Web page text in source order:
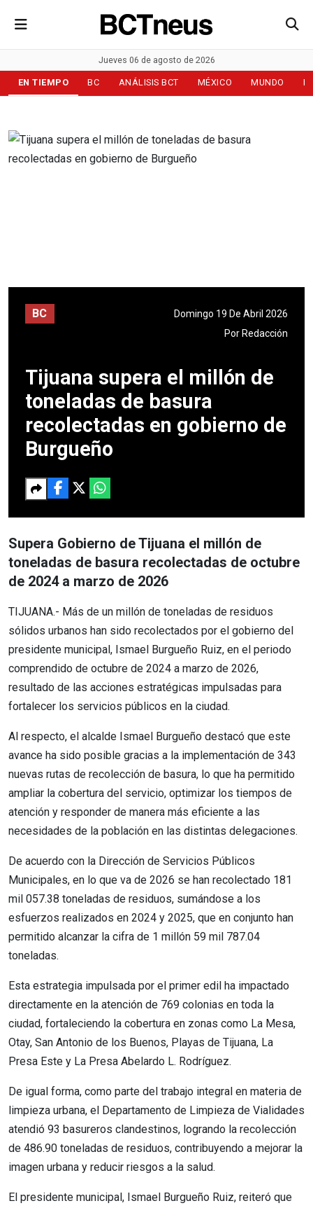
Jueves 06 de agosto de 2026
EN TIEMPO BC ANÁLISIS BCT MÉXICO MUNDO
BC
Domingo 19 De Abril 2026
Por Redacción
Tijuana supera el millón de
toneladas de basura
recolectadas en gobierno de
Burgueño
Supera Gobierno de Tijuana el millón de
toneladas de basura recolectadas de octubre
de 2024 a marzo de 2026
TIJUANA.- Más de un millón de toneladas de residuos
sólidos urbanos han sido recolectados por el gobierno del
presidente municipal, Ismael Burgueño Ruiz, en el periodo
comprendido de octubre de 2024 a marzo de 2026,
resultado de las acciones estratégicas impulsadas para
fortalecer los servicios públicos en la ciudad.
Al respecto, el alcalde Ismael Burgueño destacó que este
avance ha sido posible gracias a la implementación de 343
nuevas rutas de recolección de basura, lo que ha permitido
ampliar la cobertura del servicio, optimizar los tiempos de
atención y responder de manera más eficiente a las
necesidades de la población en las distintas delegaciones.
De acuerdo con la Dirección de Servicios Públicos
Municipales, en lo que va de 2026 se han recolectado 181
mil 057.38 toneladas de residuos, sumándose a los
esfuerzos realizados en 2024 y 2025, que en conjunto han
permitido alcanzar la cifra de 1 millón 59 mil 787.04
toneladas.
Esta estrategia impulsada por el primer edil ha impactado
directamente en la atención de 769 colonias en toda la
ciudad, fortaleciendo la cobertura en zonas como La Mesa,
Otay, San Antonio de los Buenos, Playas de Tijuana, La
Presa Este y La Presa Abelardo L. Rodríguez.
De igual forma, como parte del trabajo integral en materia de
limpieza urbana, el Departamento de Limpieza de Vialidades
atendió 93 basureros clandestinos, logrando la recolección
de 486.90 toneladas de residuos, contribuyendo a mejorar la
imagen urbana y reducir riesgos a la salud.
El presidente municipal, Ismael Burgueño Ruiz, reiteró que